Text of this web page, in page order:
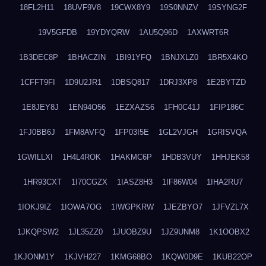
18FL2H11 18UVF9V8 19CWX8Y9 19S0NNZV 19SYNG2F
19V5GFDB 19YDYQRW 1AU5Q96D 1AXWRT6R
1B3DEC8P 1BHACZIN 1BI91YFQ 1BNJXLZ0 1BR5X4KO
1CFFT9FI 1D9U2JR1 1DBSQ817 1DRJ3XP8 1E2BYTZD
1E8JEY8J 1EN94O56 1EZXAZS6 1FH0C41J 1FIP186C
1FJ0BB6J 1FM8AVFQ 1FP03I5E 1GL2VJGH 1GRISVQA
1GWILLXI 1H4L4ROK 1HAKMC6P 1HDB3VUY 1HHJEK58
1HR93CXT 1I70CGZX 1IASZ8H3 1IF86W04 1IHA2RU7
1IOKJ9IZ 1IOWA7OG 1IWGPKRW 1JEZBYO7 1JFVZL7X
1JKQPSW2 1JL35ZZ0 1JUOBZ9U 1JZ9UNM8 1K1OOBX2
1KJONM1Y 1KJVH227 1KMG68BO 1KQW0D9E 1KUB22OP